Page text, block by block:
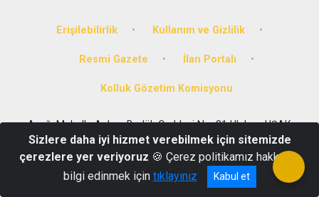
Erişilebilirlik Kullanım ve Gizlilik
Resmi Gazete İlan Portalı
Kolluk Gözetim Komisyonu
Aşağı Mahalle Arıkan Bedük Caddesi No: 21 Ulubey, UŞAK
0 (276) 716 27 00
Sizlere daha iyi hizmet verebilmek için sitemizde
çerezlere yer veriyoruz 🍪 Çerez politikamız hakkında
bilgi edinmek için tıklayınız Kabul et